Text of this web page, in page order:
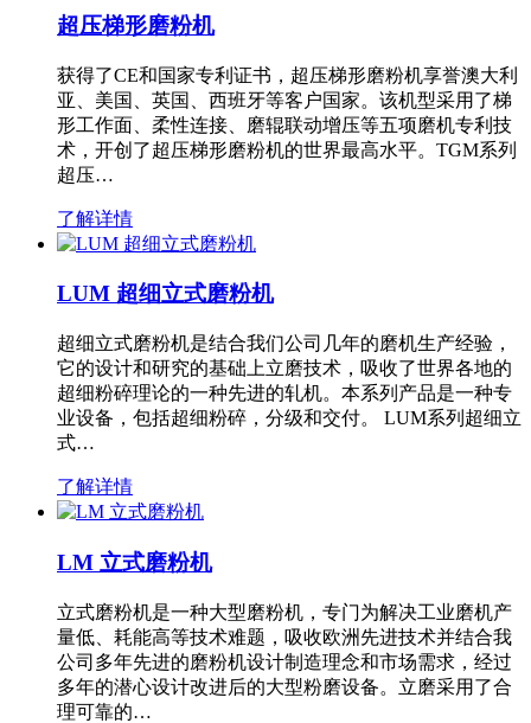
超压梯形磨粉机
获得了CE和国家专利证书，超压梯形磨粉机享誉澳大利
亚、美国、英国、西班牙等客户国家。该机型采用了梯
形工作面、柔性连接、磨辊联动增压等五项磨机专利技
术，开创了超压梯形磨粉机的世界最高水平。TGM系列
超压…
了解详情
LUM 超细立式磨粉机
超细立式磨粉机是结合我们公司几年的磨机生产经验，
它的设计和研究的基础上立磨技术，吸收了世界各地的
超细粉碎理论的一种先进的轧机。本系列产品是一种专
业设备，包括超细粉碎，分级和交付。 LUM系列超细立
式…
了解详情
LM 立式磨粉机
立式磨粉机是一种大型磨粉机，专门为解决工业磨机产
量低、耗能高等技术难题，吸收欧洲先进技术并结合我
公司多年先进的磨粉机设计制造理念和市场需求，经过
多年的潜心设计改进后的大型粉磨设备。立磨采用了合
理可靠的…